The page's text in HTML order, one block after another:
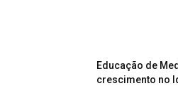
Educação de
crescimento no